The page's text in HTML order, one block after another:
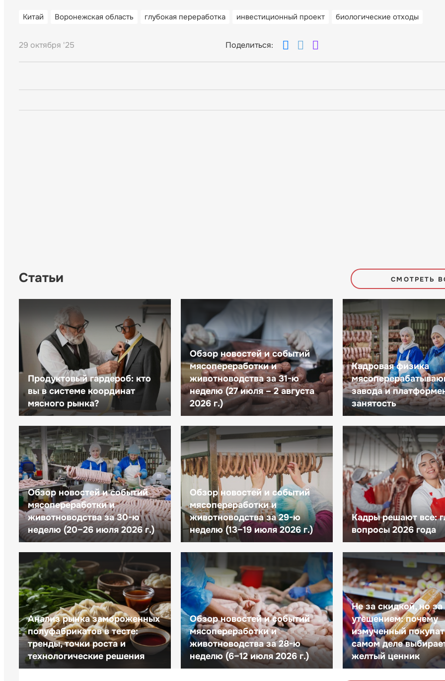
Китай Воронежская область глубокая переработка инвестиционный проект биологические отходы
29 октября '25 Поделиться:
Статьи СМОТРЕТЬ
Продуктовый гардероб: кто
вы в системе координат
мясного рынка?
Обзор новостей и событий
мясопереработки и
животноводства за 31-ю
неделю (27 июля – 2 августа
2026 г.)
Кадровая физика
завода и
занятость
Обзор новостей и событий
мясопереработки и
животноводства за 30-ю
неделю (20–26 июля 2026 г.)
Обзор новостей и событий
мясопереработки и
животноводства за 29-ю
неделю (13–19 июля 2026 г.)
Кадры решают все:
вопросы 2026 года
Анализ рынка замороженных
полуфабрикатов в тесте:
тренды, точки роста и
технологические решения
Обзор новостей и событий
мясопереработки и
животноводства за 28-ю
неделю (6–12 июля 2026 г.)
Не за скидкой, но за
утешением: почему
измученный
самом деле
желтый ценник